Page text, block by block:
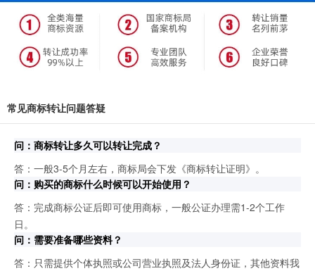
常见商标转让问题答疑
问：商标转让多久可以转让完成？
答：一般3-5个月左右，商标局会下发《商标转让证明》。
问：购买的商标什么时候可以开始使用？
答：完成商标公证后即可使用商标，一般公证办理需1-2个工作
日。
问：需要准备哪些资料？
答：只需提供个体执照或公司营业执照及法人身份证，其他资料我